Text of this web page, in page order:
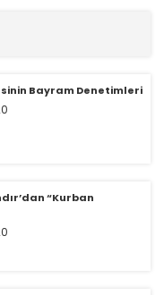
Bayram Denetimleri
“Kurban